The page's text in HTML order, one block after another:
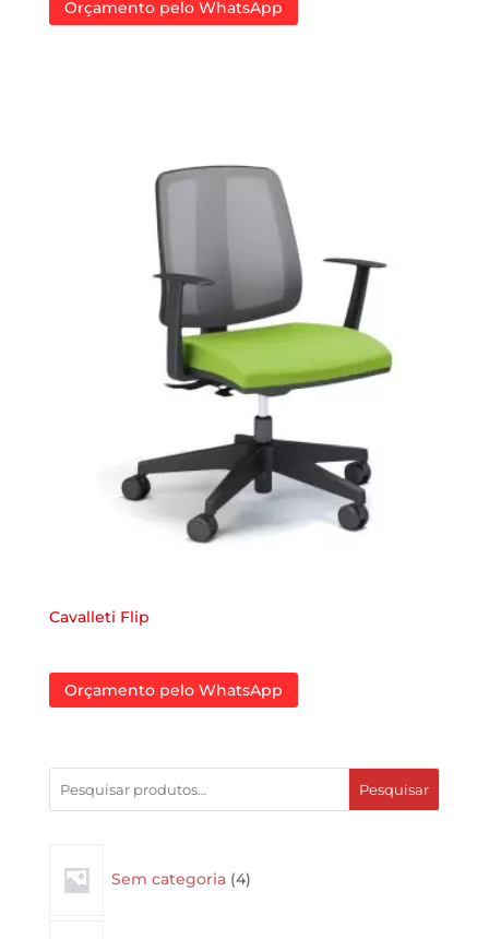
Orçamento pelo WhatsApp
Cavalleti Flip
Orçamento pelo WhatsApp
Pesquisar
Sem categoria 4products